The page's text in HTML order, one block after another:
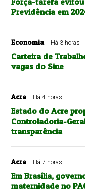
Previdência em
Economia Há 3 horas
Carteira de
vagas do Sine
Acre Há 4 horas
Estado do Acre
Controladoria-
transparência
Acre Há 7 horas
Em Brasília,
maternidade no